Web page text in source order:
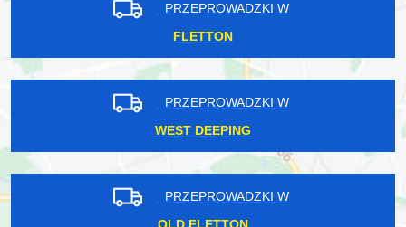
PRZEPROWADZKI W
FLETTON
PRZEPROWADZKI W
WEST DEEPING
PRZEPROWADZKI W